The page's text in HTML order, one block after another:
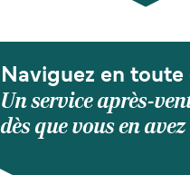
Naviguez en
Un service après-
dès que vous en